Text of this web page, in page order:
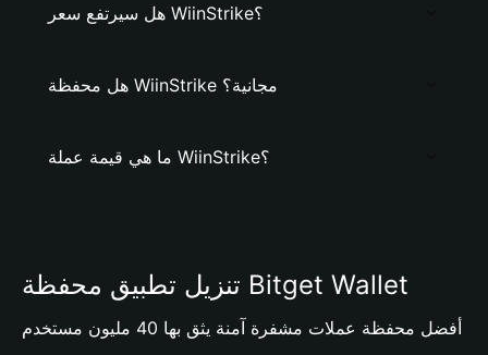
هل سيرتفع سعر WiinStrike؟
هل محفظة WiinStrike مجانية؟
ما هي قيمة عملة WiinStrike؟
تنزيل تطبيق محفظة Bitget Wallet
أفضل محفظة عملات مشفرة آمنة يثق بها 40 مليون مستخدم